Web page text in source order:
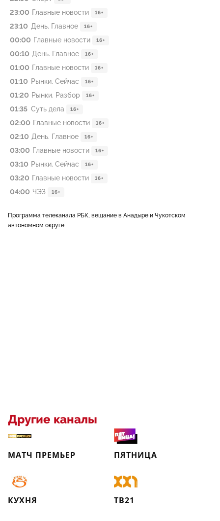
23:00 Главные новости 16+
23:10 День. Главное 16+
00:00 Главные новости 16+
00:10 День. Главное 16+
01:00 Главные новости 16+
01:10 Рынки. Сейчас 16+
01:20 Рынки. Разбор 16+
01:35 Суть дела 16+
02:00 Главные новости 16+
02:10 День. Главное 16+
03:00 Главные новости 16+
03:10 Рынки. Сейчас 16+
03:20 Главные новости 16+
04:00 ЧЭЗ 16+
Программа телеканала РБК, вещание в Анадыре и Чукотском
автономном округе
Другие каналы
МАТЧ ПРЕМЬЕР ПЯТНИЦА
КУХНЯ ТВ21